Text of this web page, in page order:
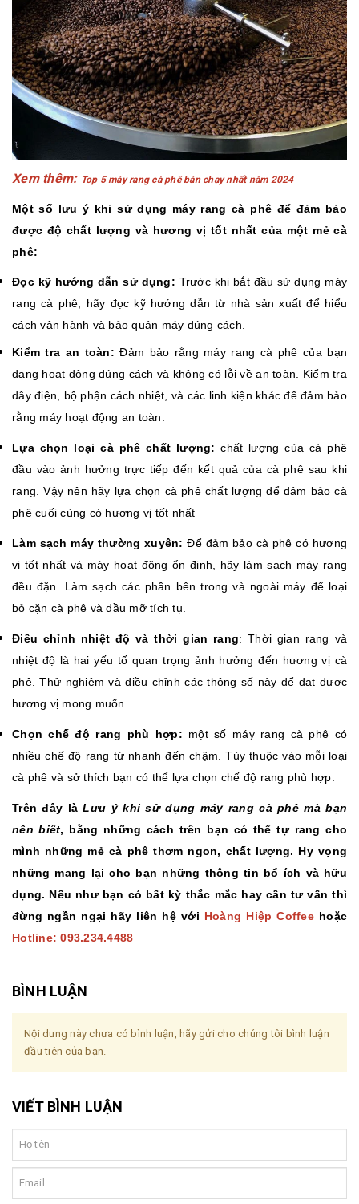
Xem thêm: Top 5 máy rang cà phê bán chạy nhất năm 2024
Một số lưu ý khi sử dụng máy rang cà phê để đảm bảo
được độ chất lượng và hương vị tốt nhất của một mẻ cà
phê:
Đọc kỹ hướng dẫn sử dụng: Trước khi bắt đầu sử dụng máy
rang cà phê, hãy đọc kỹ hướng dẫn từ nhà sản xuất để hiểu
cách vận hành và bảo quản máy đúng cách.
Kiểm tra an toàn: Đảm bảo rằng máy rang cà phê của bạn
đang hoạt động đúng cách và không có lỗi về an toàn. Kiểm tra
dây điện, bộ phận cách nhiệt, và các linh kiện khác để đảm bảo
rằng máy hoạt động an toàn.
Lựa chọn loại cà phê chất lượng: chất lượng của cà phê
đầu vào ảnh hưởng trực tiếp đến kết quả của cà phê sau khi
rang. Vậy nên hãy lựa chọn cà phê chất lượng để đảm bảo cà
phê cuối cùng có hương vị tốt nhất
Làm sạch máy thường xuyên: Để đảm bảo cà phê có hương
vị tốt nhất và máy hoạt động ổn định, hãy làm sạch máy rang
đều đặn. Làm sạch các phần bên trong và ngoài máy để loại
bỏ cặn cà phê và dầu mỡ tích tụ.
Điều chỉnh nhiệt độ và thời gian rang: Thời gian rang và
nhiệt độ là hai yếu tố quan trọng ảnh hưởng đến hương vị cà
phê. Thử nghiệm và điều chỉnh các thông số này để đạt được
hương vị mong muốn.
Chọn chế độ rang phù hợp: một số máy rang cà phê có
nhiều chế độ rang từ nhanh đến chậm. Tùy thuộc vào mỗi loại
cà phê và sở thích bạn có thể lựa chọn chế độ rang phù hợp.
Trên đây làLưu ý khi sử dụng máy rang cà phê mà bạn
nên biết, bằng những cách trên bạn có thể tự rang cho
mình những mẻ cà phê thơm ngon, chất lượng. Hy vọng
những mang lại cho bạn những thông tin bổ ích và hữu
dụng. Nếu như bạn có bất kỳ thắc mắc hay cần tư vấn thì
đừng ngần ngại hãy liên hệ với Hoàng Hiệp Coffee hoặc
Hotline: 093.234.4488
BÌNH LUẬN
Nội dung này chưa có bình luận, hãy gửi cho chúng tôi bình luận
đầu tiên của bạn.
VIẾT BÌNH LUẬN